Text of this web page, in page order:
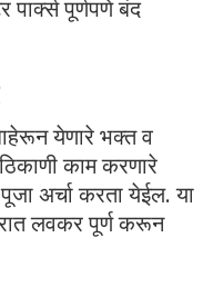
पूर्णपणे बंद
येणारे भक्त व
काम करणारे
अर्चा करता येईल. या
लवकर पूर्ण करून